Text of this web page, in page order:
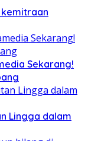
Sekarang!
Lingga dalam